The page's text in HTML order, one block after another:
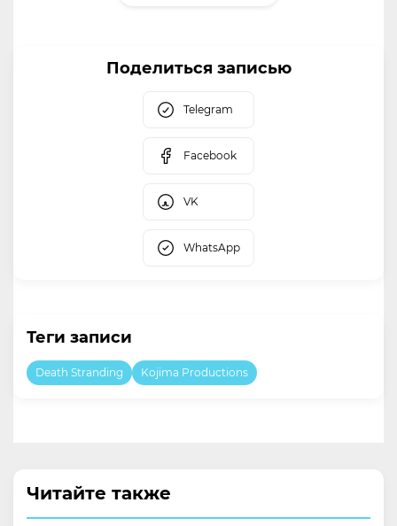
Поделиться записью
Telegram
Facebook
VK
WhatsApp
Теги записи
Death Stranding Kojima Productions
Читайте также